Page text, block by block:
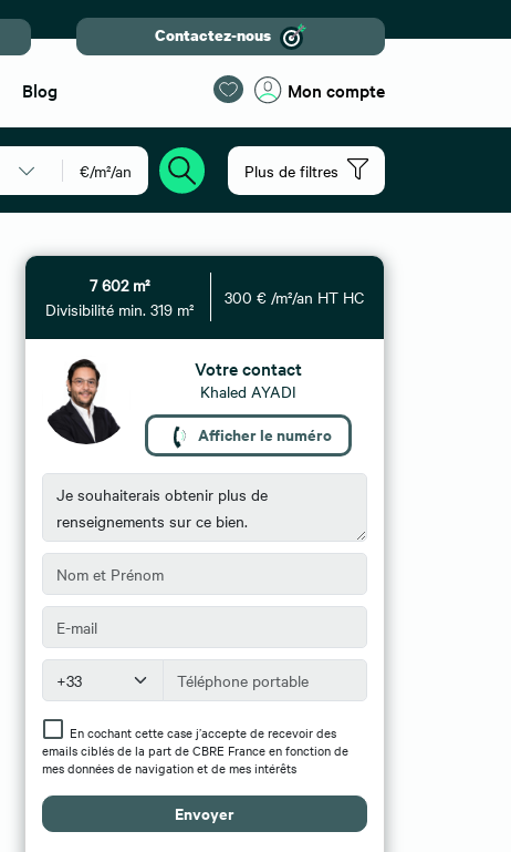
Contactez-nous
Blog Mon compte
€/m²/an Plus de filtres
7 602 m²
Divisibilité min. 319 m²
300 € /m²/an HT HC
Votre contact
Khaled AYADI
Afficher le numéro
En cochant cette case j’accepte de recevoir des
emails ciblés de la part de CBRE France en fonction de
mes données de navigation et de mes intérêts
Envoyer